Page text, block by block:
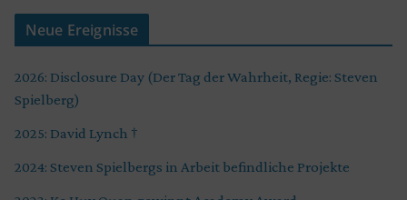
Neue Ereignisse
2026: Disclosure Day (Der Tag der Wahrheit, Regie: Steven
Spielberg)
2025: David Lynch †
2024: Steven Spielbergs in Arbeit befindliche Projekte